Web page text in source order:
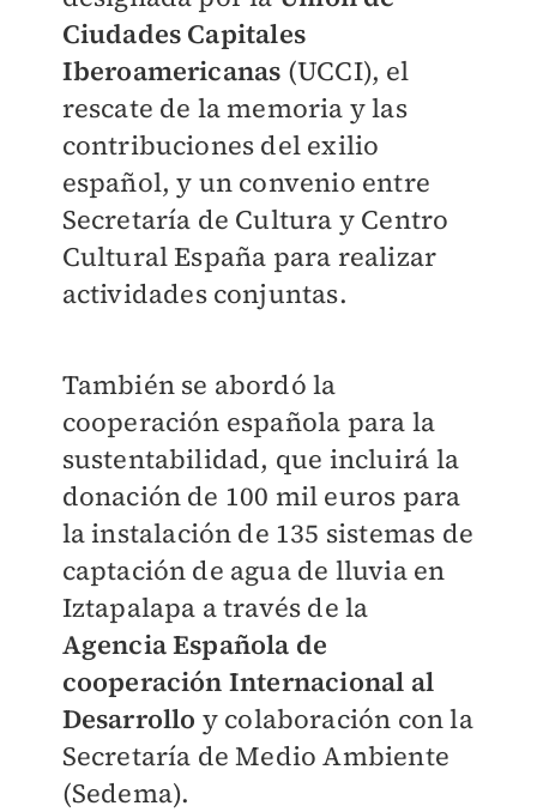
Ciudades Capitales
Iberoamericanas (UCCI), el
rescate de la memoria y las
contribuciones del exilio
español, y un convenio entre
Secretaría de Cultura y Centro
Cultural España para realizar
actividades conjuntas.
También se abordó la
cooperación española para la
sustentabilidad, que incluirá la
donación de 100 mil euros para
la instalación de 135 sistemas de
captación de agua de lluvia en
Iztapalapa a través de la
Agencia Española de
cooperación Internacional al
Desarrollo y colaboración con la
Secretaría de Medio Ambiente
(Sedema).